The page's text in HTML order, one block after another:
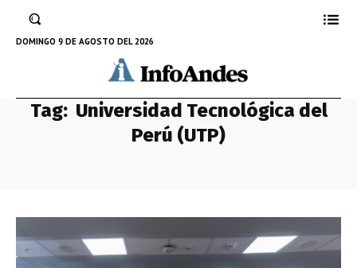
DOMINGO 9 DE AGOSTO DEL 2026
Tag: Universidad Tecnológica del
Perú (UTP)